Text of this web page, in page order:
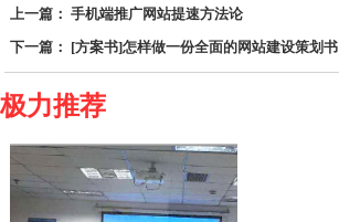
上一篇： 手机端推广网站提速方法论
下一篇： [方案书]怎样做一份全面的网站建设策划书
极力推荐